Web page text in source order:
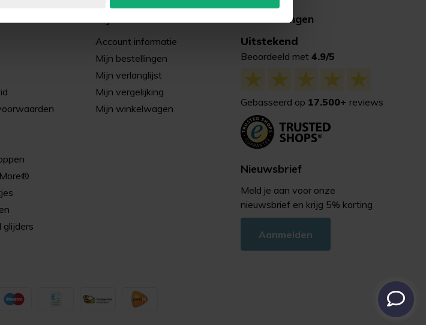
glijders
Mijn account
Account informatie
Mijn bestellingen
Mijn verlanglijst
Mijn vergelijking
Mijn winkelwagen
Beoordelingen
Uitstekend
Beoordeeld met 4.9/5
Gebasseerd op 17.500+ reviews
Nieuwsbrief
Meld je aan voor onze
nieuwsbrief en krijg 5% korting
Aanmelden